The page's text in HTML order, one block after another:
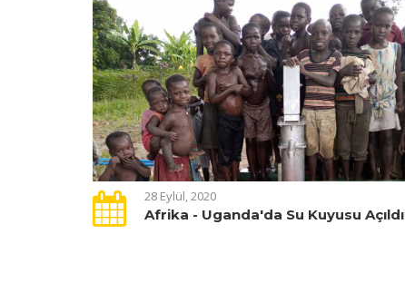
28 Eylül, 2020
Afrika - Uganda'da Su Kuyusu Açıldı